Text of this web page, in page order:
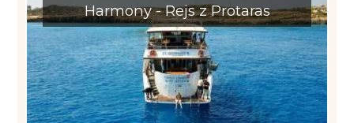
Harmony - Rejs z Protaras